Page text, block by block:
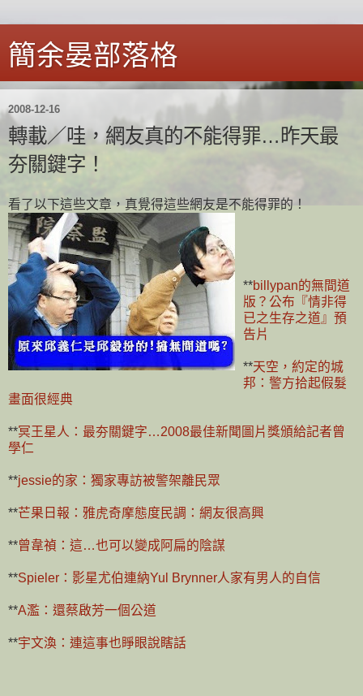
簡余晏部落格
2008-12-16
轉載／哇，網友真的不能得罪…昨天最
夯關鍵字！
看了以下這些文章，真覺得這些網友是不能得罪的！
**billypan的無間道
版？公布『情非得
已之生存之道』預
告片
**天空，約定的城
邦：警方拾起假髮
畫面很經典
**冥王星人：最夯關鍵字…2008最佳新聞圖片獎頒給記者曾
學仁
**jessie的家：獨家專訪被警架離民眾
**芒果日報：雅虎奇摩態度民調：網友很高興
**曾韋禎：這…也可以變成阿扁的陰謀
**Spieler：影星尤伯連納Yul Brynner人家有男人的自信
**A濫：還蔡啟芳一個公道
**宇文渙：連這事也睜眼說瞎話